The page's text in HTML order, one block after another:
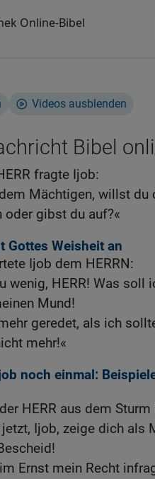
Online-Bibel
Videos ausblenden
Bibel
fragte Ijob:
Mächtigen, willst du
oder gibst du auf?«
Gottes Weisheit an
Ijob dem HERRN:
wenig, HERR! Was soll
Mund!
geredet, als ich
mehr!«
noch einmal:
HERR aus dem
jetzt, Ijob, zeige dich als
Ernst mein Recht